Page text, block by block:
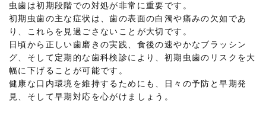
虫歯は初期段階での対処が非常に重要です。
初期虫歯の主な症状は、歯の表面の白濁や痛みの欠如であ
り、これらを見過ごさないことが大切です。
日頃から正しい歯磨きの実践、食後の速やかなブラッシン
グ、そして定期的な歯科検診により、初期虫歯のリスクを大
幅に下げることが可能です。
健康な口内環境を維持するためにも、日々の予防と早期発
見、そして早期対応を心がけましょう。